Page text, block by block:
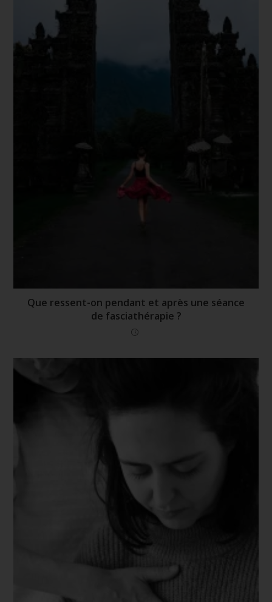
Que ressent-on pendant et après une séance
de fasciathérapie ?